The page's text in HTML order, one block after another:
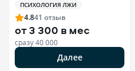
ПСИХОЛОГИЯ ЛЖИ
4.841 отзыв
от3 300 в мес
сразу40 000
Далее